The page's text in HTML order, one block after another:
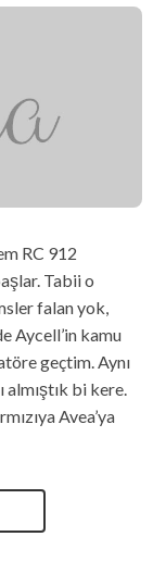
RC 912
Tabii o
falan yok,
Aycell’in kamu
geçtim. Aynı
almıştık bi kere.
Avea’ya